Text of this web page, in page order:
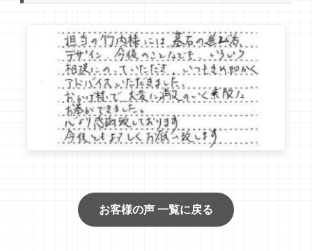
お客様の声 一覧に戻る